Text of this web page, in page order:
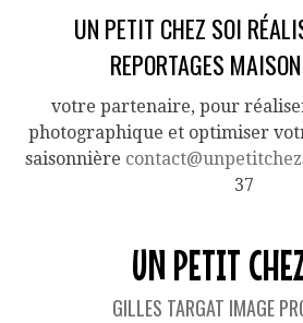
UN PETIT CHEZ SOI
REPORTAGES
votre partenaire, pour
photographique et optimiser
saisonnière
37
UN PETIT
GILLES TARGAT IMAGE